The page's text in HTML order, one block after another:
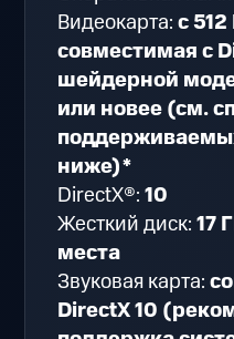
Видеокарта:с
совместимая с
шейдерной
или новее (см.
ниже)*
DirectX®:10
Жесткий диск:17
места
Звуковая карта:
DirectX 10